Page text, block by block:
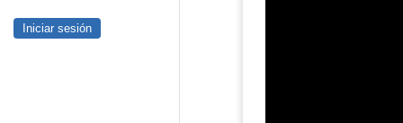
Iniciar sesión